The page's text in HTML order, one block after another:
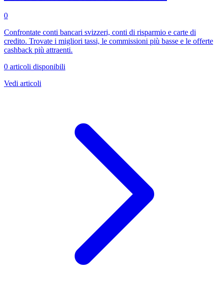
0
Confrontate conti bancari svizzeri, conti di risparmio e carte di
credito. Trovate i migliori tassi, le commissioni più basse e le offerte
cashback più attraenti.
0 articoli disponibili
Vedi articoli